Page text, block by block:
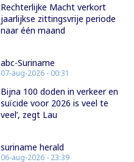
Rechterlijke Macht verkort
jaarlijkse zittingsvrije periode
naar één maand
abc-Suriname
07-aug-2026 - 00:31
Bijna 100 doden in verkeer en
suïcide voor 2026 is veel te
veel’, zegt Lau
suriname herald
06-aug-2026 - 23:39